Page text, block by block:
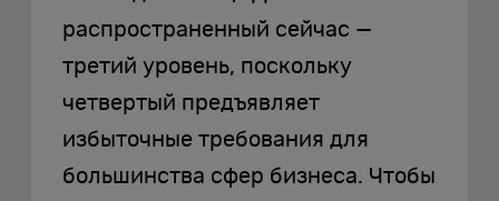
распространенный сейчас —
третий уровень, поскольку
четвертый предъявляет
избыточные требования для
большинства сфер бизнеса. Чтобы